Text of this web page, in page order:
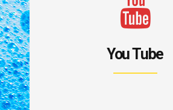
You Tube